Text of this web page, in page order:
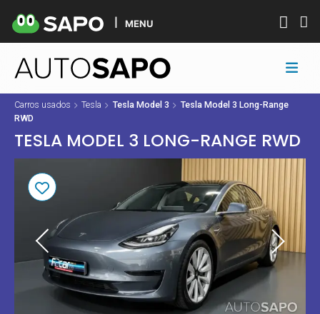
MENU
Carros usados Tesla Tesla Model 3
Tesla Model 3 Long-Range
RWD
TESLA MODEL 3 LONG-RANGE RWD